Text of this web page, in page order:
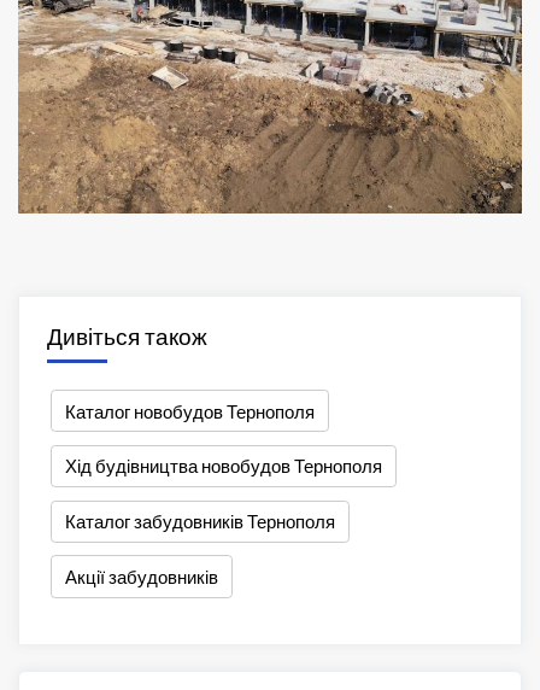
Дивіться також
Каталог новобудов Тернополя
Хід будівництва новобудов Тернополя
Каталог забудовників Тернополя
Акції забудовників